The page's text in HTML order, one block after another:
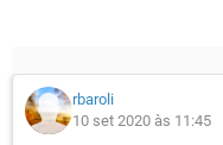
rbaroli
10 set 2020 às 11:45